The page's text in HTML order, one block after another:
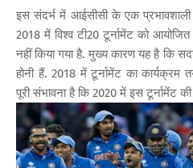
इस संदर्भ में आईसीसी के एक
2018 में विश्व टी20 टूर्नामेंट को
नहीं किया गया है. मुख्य कारण यह है कि
होनी हैं. 2018 में टूर्नामेंट का कार्यक्रम
पूरी संभावना है कि 2020 में इस टूर्नामेंट की